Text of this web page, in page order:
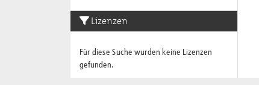
Lizenzen
Für diese Suche wurden keine Lizenzen
gefunden.